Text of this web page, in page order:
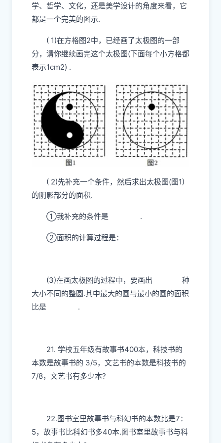
学、哲学、文化，还是美学设计的角度来看，它
都是一个完美的图示.
( 1)在方格图2中，已经画了太极图的一部
分，请你继续画完这个太极图(下面每个小方格都
表示1cm2) .
( 2)先补充一个条件，然后求出太极图(图1)
的阴影部分的面积.
①我补充的条件是 .
②面积的计算过程是：
(3)在画太极图的过程中，要画出
种
大小不同的整圆.其中最大的圆与最小的圆的面积
比是
.
21. 学校五年级有故事书400本，科技书的
本数是故事书的 3/5，文艺书的本数是科技书的
7/8，文艺书有多少本?
22.图书室里故事书与科幻书的本数比是7：
5，故事书比科幻书多40本.图书室里故事书与科